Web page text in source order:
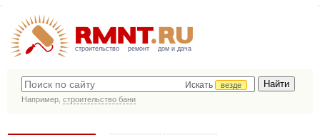
строительство ремонт дом и дача
Искать
везде
Например, строительство бани